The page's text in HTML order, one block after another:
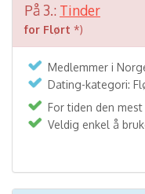
På 3.: Tinder
for Flørt *)
Medlemmer i
Dating-kategori:
For tiden den
Veldig enkel å